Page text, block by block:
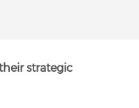
strategic